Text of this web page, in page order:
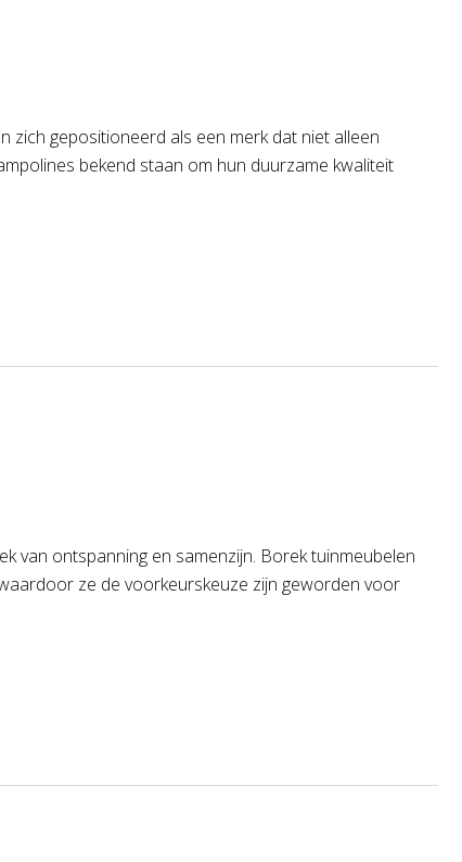
zich gepositioneerd als een merk dat niet alleen
bekend staan om hun duurzame kwaliteit
van ontspanning en samenzijn. Borek tuinmeubelen
ze de voorkeurskeuze zijn geworden voor